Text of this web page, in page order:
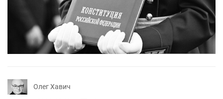
Олег Хавич